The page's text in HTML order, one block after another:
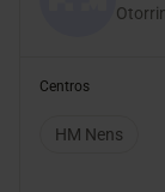
Centros
HM Nens